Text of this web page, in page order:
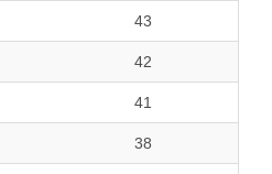
43
42
41
38